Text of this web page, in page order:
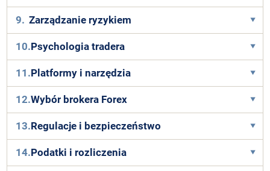
9. Zarządzanie ryzykiem
10.Psychologia tradera
11.Platformy i narzędzia
12.Wybór brokera Forex
13.Regulacje i bezpieczeństwo
14.Podatki i rozliczenia